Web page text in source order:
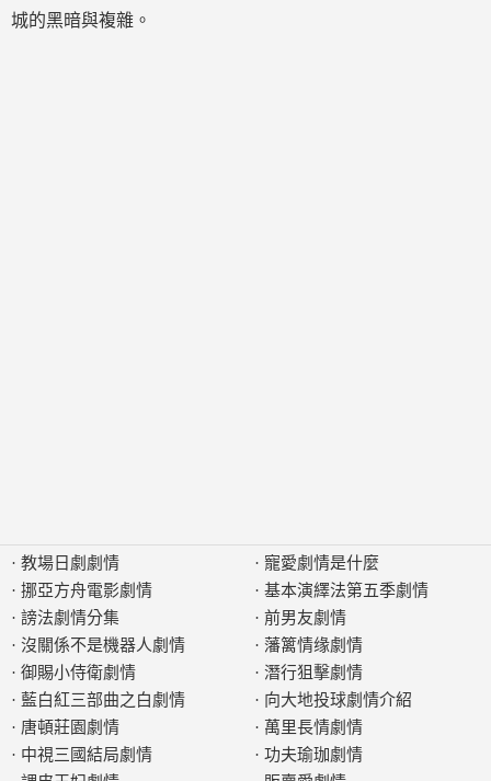
城的黑暗與複雜。
· 教場日劇劇情
· 挪亞方舟電影劇情
· 謗法劇情分集
· 沒關係不是機器人劇情
· 御賜小侍衛劇情
· 藍白紅三部曲之白劇情
· 唐頓莊園劇情
· 中視三國結局劇情
· 寵愛劇情是什麼
· 基本演繹法第五季劇情
· 前男友劇情
· 藩篱情缘劇情
· 潛行狙擊劇情
· 向大地投球劇情介紹
· 萬里長情劇情
· 功夫瑜珈劇情